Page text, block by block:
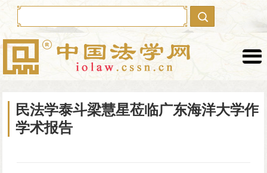
理论文章 学者文集
民法学泰斗梁慧星莅临广东海洋大学作
学术报告